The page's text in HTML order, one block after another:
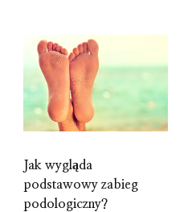
Jak wygląda
podstawowy zabieg
podologiczny?